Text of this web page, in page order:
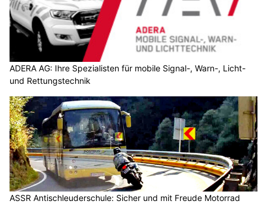
ADERA AG: Ihre Spezialisten für mobile Signal-, Warn-, Licht-
und Rettungstechnik
ASSR Antischleuderschule: Sicher und mit Freude Motorrad